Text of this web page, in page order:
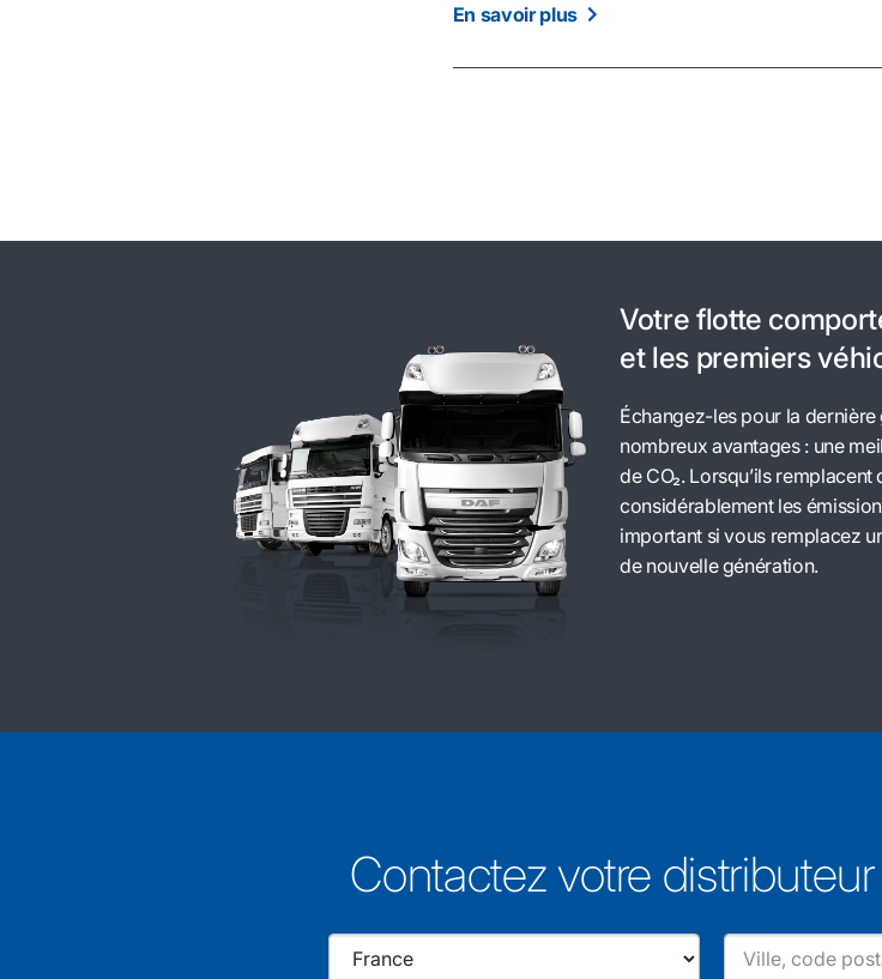
En savoir plus
Votre flotte
et les premiers
Échangez-les pour la
nombreux avantages : une
de CO₂. Lorsqu’ils
considérablement les
important si vous remplacez
de nouvelle génération.
Contactez votre